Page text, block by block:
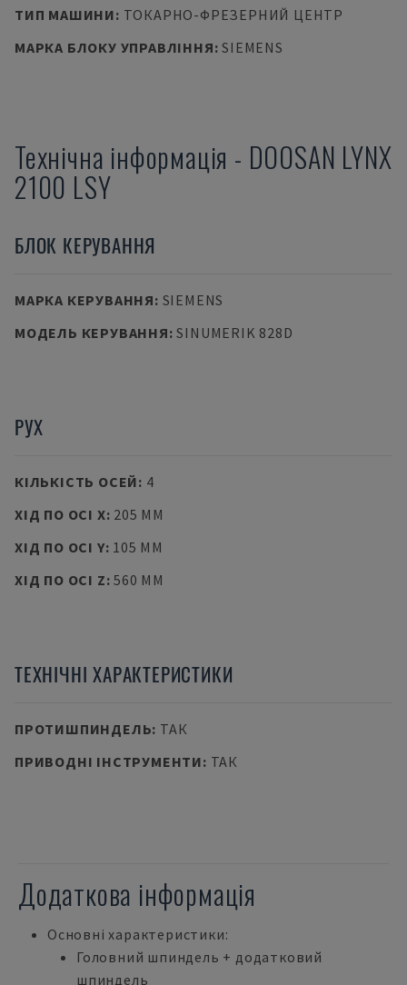
ТИП МАШИНИ: ТОКАРНО-ФРЕЗЕРНИЙ ЦЕНТР
МАРКА БЛОКУ УПРАВЛІННЯ:SIEMENS
Технічна інформація - DOOSAN LYNX
2100 LSY
БЛОК КЕРУВАННЯ
МАРКА КЕРУВАННЯ: SIEMENS
МОДЕЛЬ КЕРУВАННЯ:SINUMERIK 828D
РУХ
КІЛЬКІСТЬ ОСЕЙ: 4
ХІД ПО ОСІ X: 205 MM
ХІД ПО ОСІ Y: 105 MM
ХІД ПО ОСІ Z:560 MM
ТЕХНІЧНІ ХАРАКТЕРИСТИКИ
ПРОТИШПИНДЕЛЬ: ТАК
ПРИВОДНІ ІНСТРУМЕНТИ: ТАК
Додаткова інформація
Основні характеристики:
Головний шпиндель + додатковий
шпиндель